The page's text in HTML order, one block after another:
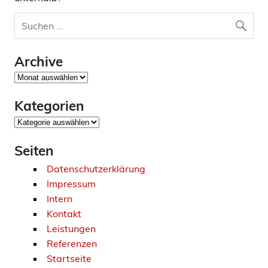
Archive
Archive
Kategorien
Kategorien
Seiten
Datenschutzerklärung
Impressum
Intern
Kontakt
Leistungen
Referenzen
Startseite